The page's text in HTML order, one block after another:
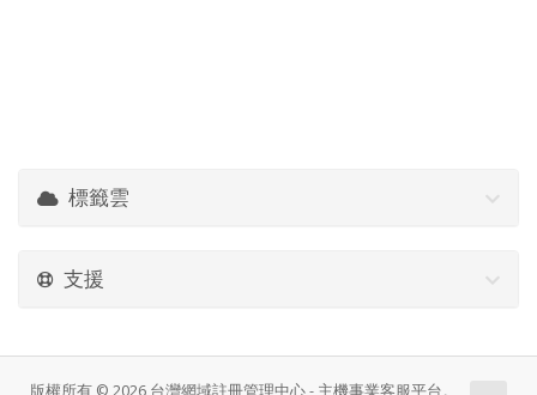
標籤雲
支援
版權所有 © 2026 台灣網域註冊管理中心 - 主機事業客服平台。